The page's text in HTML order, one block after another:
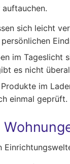
sich leicht
im Tageslicht
es nicht
im
einmal geprüft.